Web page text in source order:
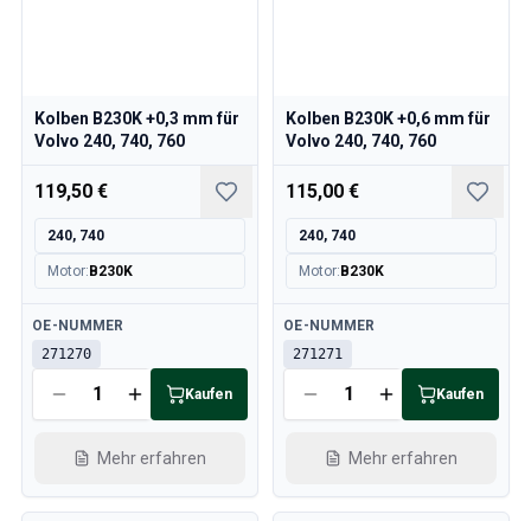
Kolben B230K +0,3 mm für
Volvo 240, 740, 760
119,50 €
240, 740
Motor: B230K
Verfügbar
OE-NUMMER
271270
Kaufen
Mehr erfahren
Kolben B230K +0,6 mm für
Volvo 240, 740, 760
115,00 €
240, 740
Motor: B230K
Verfügbar
OE-NUMMER
271271
Kaufen
Mehr erfahren